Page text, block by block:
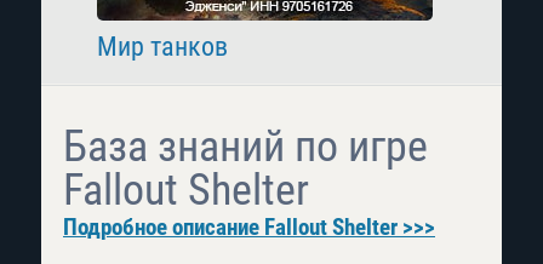
Мир танков
База знаний по игре
Fallout Shelter
Подробное описание Fallout Shelter >>>